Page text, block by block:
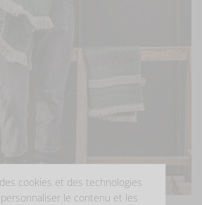
cookies et des technologies
le contenu et les